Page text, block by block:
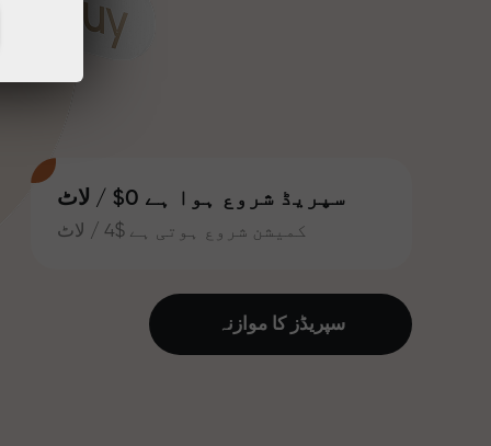
سپریڈ شروع ہوا ہے 0$ / لاٹ
کمیشن شروع ہوتی ہے $4 / لاٹ
سپریڈز کا موازنہ